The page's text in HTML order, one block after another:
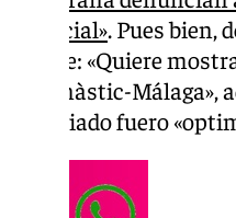
oficial». Pues bien,
«Quiere
Gimnàstic-Málaga»,
colegiado fuero